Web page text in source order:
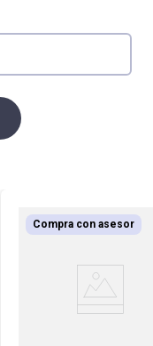
Compra con asesor